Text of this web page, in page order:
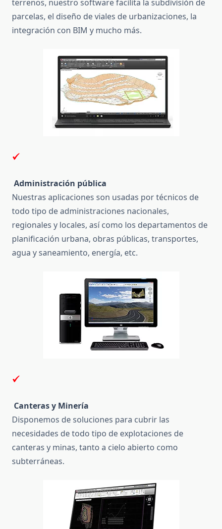
terrenos, nuestro software facilita la subdivisión de
parcelas, el diseño de viales de urbanizaciones, la
integración con BIM y mucho más.
Administración pública
Nuestras aplicaciones son usadas por técnicos de
todo tipo de administraciones nacionales,
regionales y locales, así como los departamentos de
planificación urbana, obras públicas, transportes,
agua y saneamiento, energía, etc.
Canteras y Minería
Disponemos de soluciones para cubrir las
necesidades de todo tipo de explotaciones de
canteras y minas, tanto a cielo abierto como
subterráneas.